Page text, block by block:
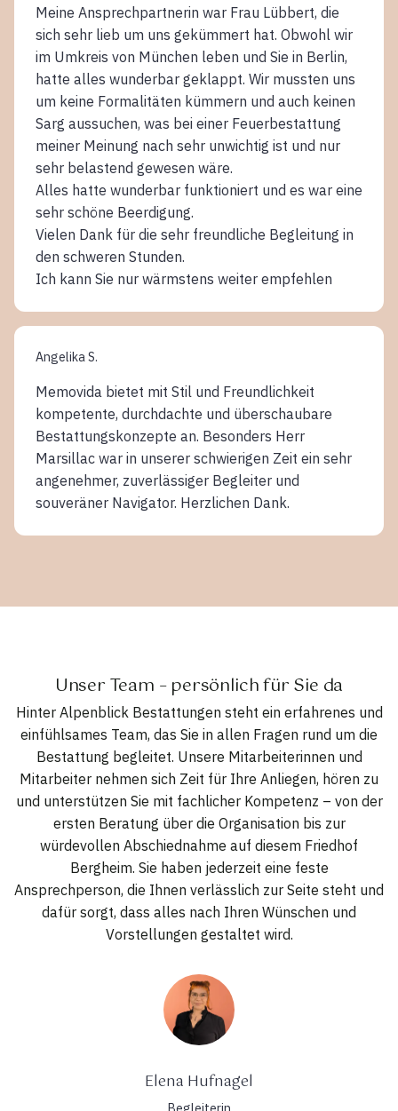
Meine Ansprechpartnerin war Frau Lübbert, die
sich sehr lieb um uns gekümmert hat. Obwohl wir
im Umkreis von München leben und Sie in Berlin,
hatte alles wunderbar geklappt. Wir mussten uns
um keine Formalitäten kümmern und auch keinen
Sarg aussuchen, was bei einer Feuerbestattung
meiner Meinung nach sehr unwichtig ist und nur
sehr belastend gewesen wäre.
Alles hatte wunderbar funktioniert und es war eine
sehr schöne Beerdigung.
Vielen Dank für die sehr freundliche Begleitung in
den schweren Stunden.
Ich kann Sie nur wärmstens weiter empfehlen
Angelika S.
Memovida bietet mit Stil und Freundlichkeit
kompetente, durchdachte und überschaubare
Bestattungskonzepte an. Besonders Herr
Marsillac war in unserer schwierigen Zeit ein sehr
angenehmer, zuverlässiger Begleiter und
souveräner Navigator. Herzlichen Dank.
Unser Team – persönlich für Sie da
Hinter Alpenblick Bestattungen steht ein erfahrenes und
einfühlsames Team, das Sie in allen Fragen rund um die
Bestattung begleitet. Unsere Mitarbeiterinnen und
Mitarbeiter nehmen sich Zeit für Ihre Anliegen, hören zu
und unterstützen Sie mit fachlicher Kompetenz – von der
ersten Beratung über die Organisation bis zur
würdevollen Abschiednahme auf diesem Friedhof
Bergheim. Sie haben jederzeit eine feste
Ansprechperson, die Ihnen verlässlich zur Seite steht und
dafür sorgt, dass alles nach Ihren Wünschen und
Vorstellungen gestaltet wird.
Elena Hufnagel